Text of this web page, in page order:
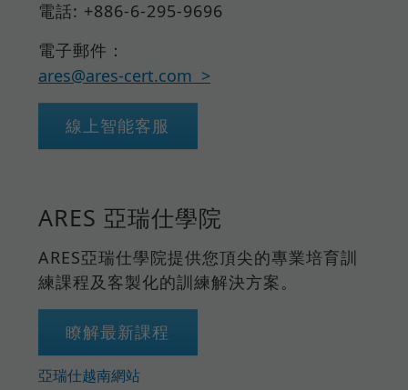
電話: +886-6-295-9696
電子郵件：
ares@ares-cert.com
線上智能客服
ARES 亞瑞仕學院
ARES亞瑞仕學院提供您頂尖的專業培育訓
練課程及客製化的訓練解決方案。
瞭解最新課程
亞瑞仕越南網站